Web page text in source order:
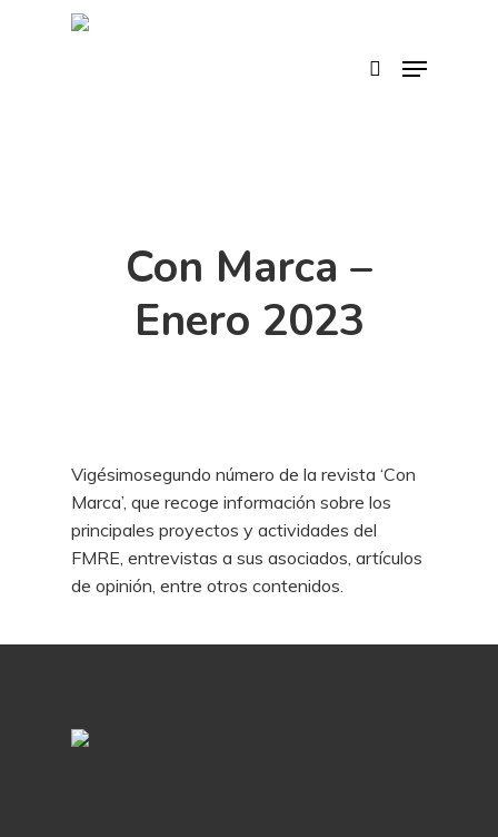
Menu
Con Marca –
Enero 2023
Vigésimosegundo número de la revista ‘Con
Marca’, que recoge información sobre los
principales proyectos y actividades del
FMRE, entrevistas a sus asociados, artículos
de opinión, entre otros contenidos.